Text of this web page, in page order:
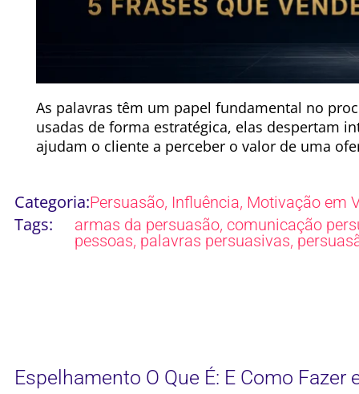
As palavras têm um papel fundamental no
usadas de forma estratégica, elas despertam
ajudam o cliente a perceber o valor de uma
Categoria:Persuasão, Influência, Motivação em
Tags: armas da persuasão, comunicação
pessoas, palavras persuasivas,
Espelhamento O Que É: E Como Fazer